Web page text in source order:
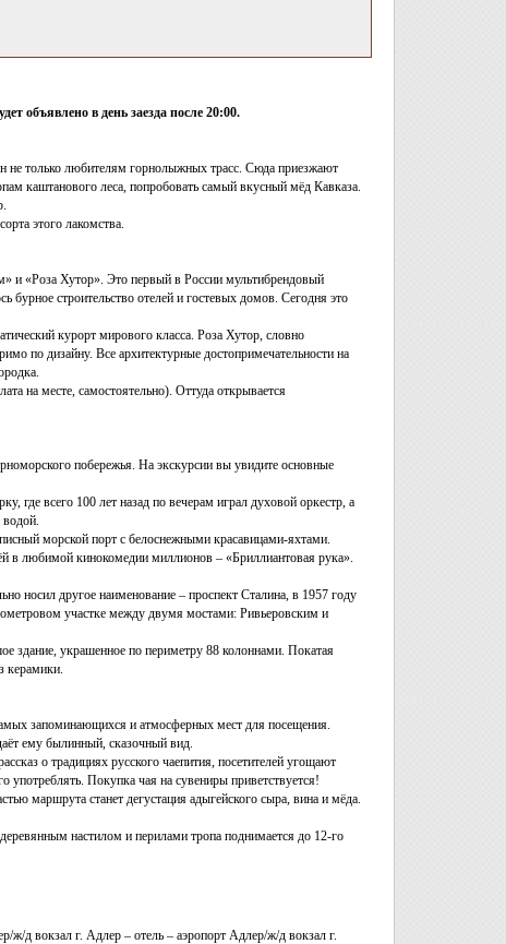
объявлено в день заезда после 20:00.
не только любителям горнолыжных трасс. Сюда приезжают
каштанового леса, попробовать самый вкусный мёд Кавказа.
этого лакомства.
и «Роза Хутор». Это первый в России мультибрендовый
бурное строительство отелей и гостевых домов. Сегодня это
курорт мирового класса. Роза Хутор, словно
по дизайну. Все архитектурные достопримечательности на
на месте, самостоятельно). Оттуда открывается
побережья. На экскурсии вы увидите основные
где всего 100 лет назад по вечерам играл духовой оркестр, а
морской порт с белоснежными красавицами-яхтами.
в любимой кинокомедии миллионов – «Бриллиантовая рука».
носил другое наименование – проспект Сталина, в 1957 году
участке между двумя мостами: Ривьеровским и
здание, украшенное по периметру 88 колоннами. Покатая
керамики.
запоминающихся и атмосферных мест для посещения.
ему былинный, сказочный вид.
о традициях русского чаепития, посетителей угощают
Покупка чая на сувениры приветствуется!
маршрута станет дегустация адыгейского сыра, вина и мёда.
настилом и перилами тропа поднимается до 12-го
ж/д вокзал г. Адлер – отель – аэропорт Адлер/ж/д вокзал г.